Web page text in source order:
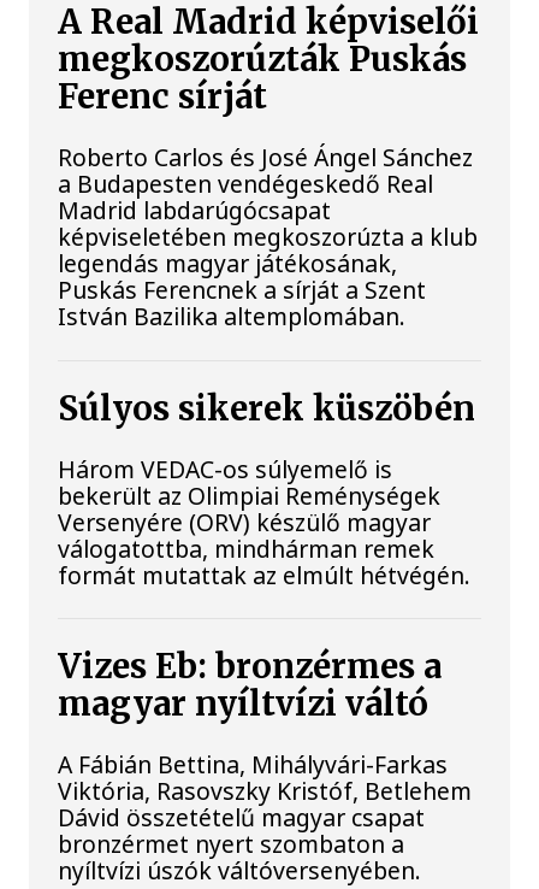
A Real Madrid képviselői
megkoszorúzták Puskás
Ferenc sírját
Roberto Carlos és José Ángel Sánchez
a Budapesten vendégeskedő Real
Madrid labdarúgócsapat
képviseletében megkoszorúzta a klub
legendás magyar játékosának,
Puskás Ferencnek a sírját a Szent
István Bazilika altemplomában.
Súlyos sikerek küszöbén
Három VEDAC-os súlyemelő is
bekerült az Olimpiai Reménységek
Versenyére (ORV) készülő magyar
válogatottba, mindhárman remek
formát mutattak az elmúlt hétvégén.
Vizes Eb: bronzérmes a
magyar nyíltvízi váltó
A Fábián Bettina, Mihályvári-Farkas
Viktória, Rasovszky Kristóf, Betlehem
Dávid összetételű magyar csapat
bronzérmet nyert szombaton a
nyíltvízi úszók váltóversenyében.